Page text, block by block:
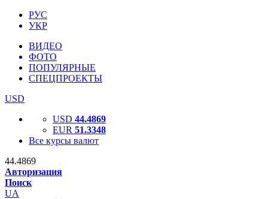
РУС
УКР
ВИДЕО
ФОТО
ПОПУЛЯРНЫЕ
СПЕЦПРОЕКТЫ
USD
USD 44.4869
EUR 51.3348
Все курсы валют
44.4869
Авторизация
Поиск
UA